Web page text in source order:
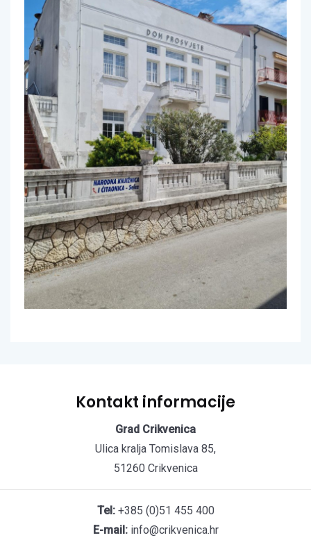
Kontakt informacije
Grad Crikvenica
Ulica kralja Tomislava 85,
51260 Crikvenica
Tel:+385 (0)51 455 400
E-mail:info@crikvenica.hr